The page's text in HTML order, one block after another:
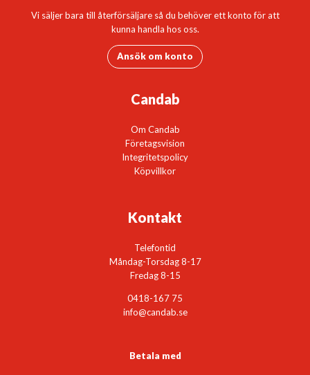
Vi säljer bara till återförsäljare så du behöver ett konto för att
kunna handla hos oss.
Ansök om konto
Candab
Om Candab
Företagsvision
Integritetspolicy
Köpvillkor
Kontakt
Telefontid
Måndag-Torsdag 8-17
Fredag 8-15
0418-167 75
info@candab.se
Betala med